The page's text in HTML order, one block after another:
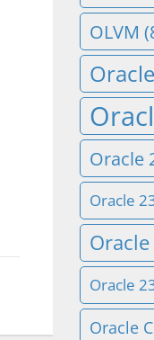
OLVM
Oracle
Oracle
Oracle
Oracle
Oracle